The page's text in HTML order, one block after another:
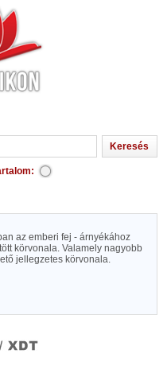
az emberi fej - árnyékához
körvonala. Valamely nagyobb
jellegzetes körvonala.